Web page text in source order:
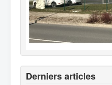
Derniers articles